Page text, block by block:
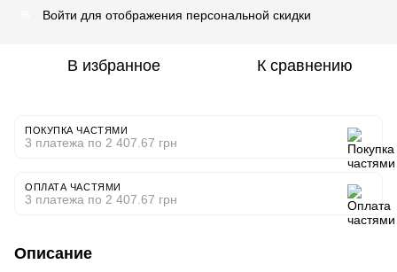
Войти для отображения персональной скидки
В избранное К сравнению
ПОКУПКА ЧАСТЯМИ
3 платежа по 2 407.67 грн
ОПЛАТА ЧАСТЯМИ
3 платежа по 2 407.67 грн
Описание